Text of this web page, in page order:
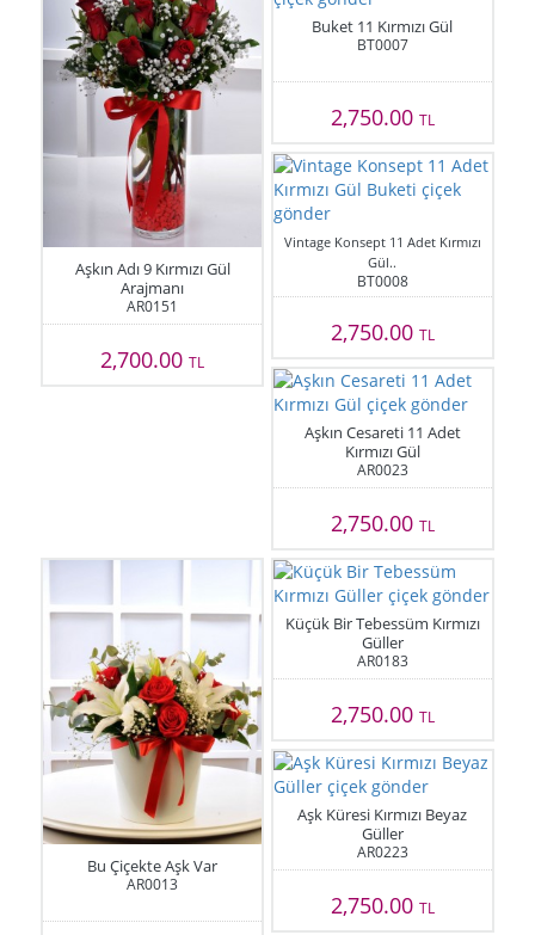
Aşkın Adı 9 Kırmızı Gül
Arajmanı
AR0151
2,700.00TL
Buket 11 Kırmızı Gül
BT0007
2,750.00 TL
Vintage Konsept 11 Adet Kırmızı
Gül..
BT0008
2,750.00 TL
Aşkın Cesareti 11 Adet
Kırmızı Gül
AR0023
2,750.00 TL
Bu Çiçekte Aşk Var
AR0013
Küçük Bir Tebessüm Kırmızı
Güller
AR0183
2,750.00 TL
Aşk Küresi Kırmızı Beyaz
Güller
AR0223
2,750.00 TL